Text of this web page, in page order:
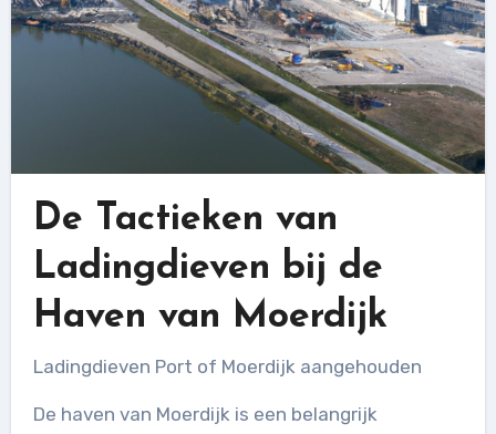
De Tactieken van
Ladingdieven bij de
Haven van Moerdijk
Ladingdieven Port of Moerdijk aangehouden
De haven van Moerdijk is een belangrijk